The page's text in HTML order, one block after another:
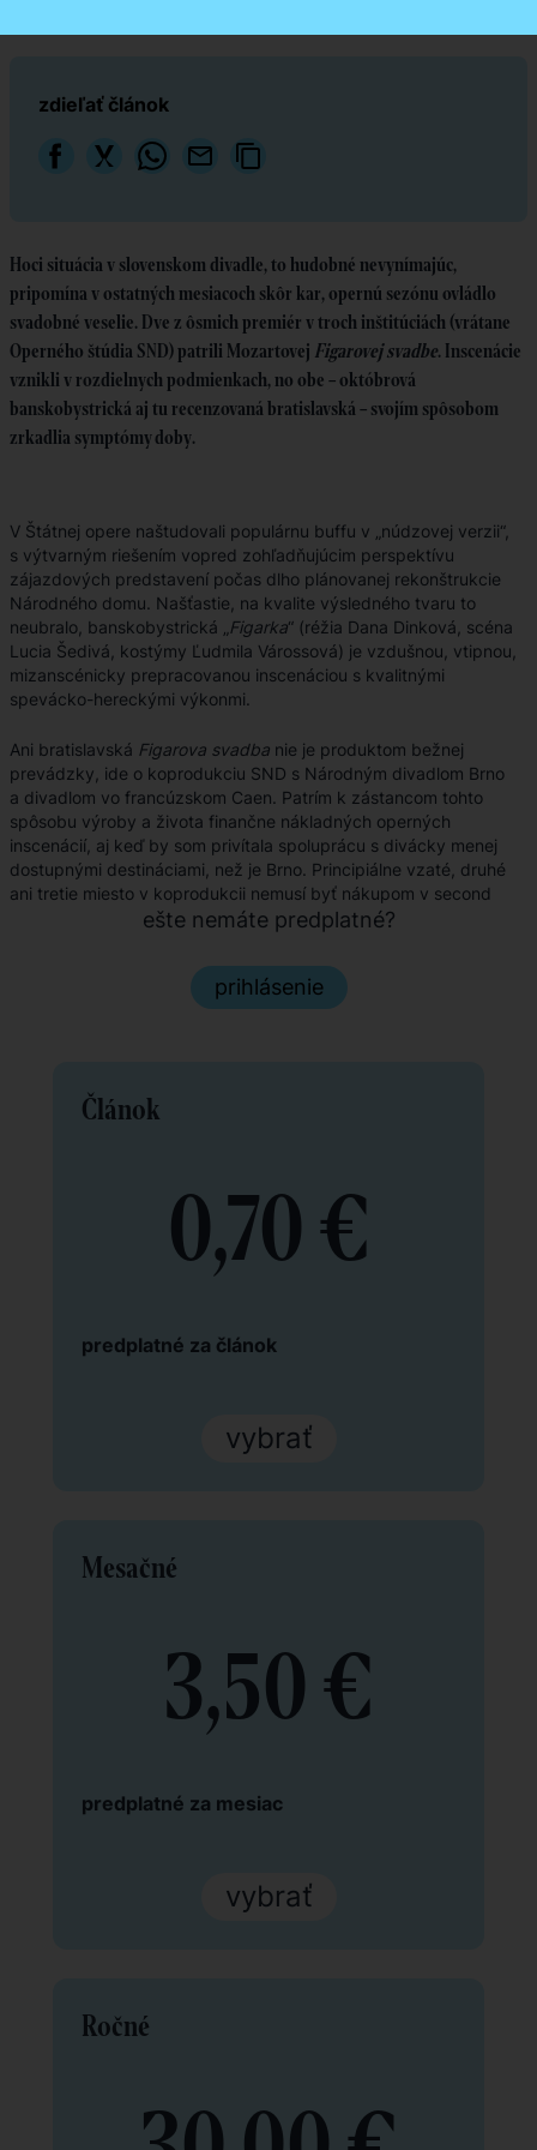
zdieľať článok
Hoci situácia v slovenskom divadle, to hudobné nevynímajúc,
pripomína v ostatných mesiacoch skôr kar, opernú sezónu ovládlo
svadobné veselie. Dve z ôsmich premiér v troch inštitúciách (vrátane
Operného štúdia SND) patrili Mozartovej Figarovej svadbe. Inscenácie
vznikli v rozdielnych podmienkach, no obe – októbrová
banskobystrická aj tu recenzovaná bratislavská – svojím spôsobom
zrkadlia symptómy doby.
V Štátnej opere naštudovali populárnu buffu v „núdzovej verzii“,
s výtvarným riešením vopred zohľadňujúcim perspektívu
zájazdových predstavení počas dlho plánovanej rekonštrukcie
Národného domu. Našťastie, na kvalite výsledného tvaru to
neubralo, banskobystrická „
Figarka“ (réžia Dana Dinková, scéna
Lucia Šedivá, kostýmy Ľudmila Várossová) je vzdušnou, vtipnou,
mizanscénicky prepracovanou inscenáciou s kvalitnými
spevácko-hereckými výkonmi.
Ani bratislavská Figarova svadba nie je produktom bežnej
prevádzky, ide o koprodukciu SND s Národným divadlom Brno
a divadlom vo francúzskom Caen. Patrím k zástancom tohto
spôsobu výroby a života finančne nákladných operných
inscenácií, aj keď by som privítala spoluprácu s divácky menej
dostupnými destináciami, než je Brno. Principiálne vzaté, druhé
ani tretie miesto v koprodukcii nemusí byť nákupom v second
hande. Pod podmienkou, že divák dostane „výrobok“
ešte nemáte predplatné?
prihlásenie
Článok
0,70 €
predplatné za článok
vybrať
Mesačné
3,50 €
predplatné za mesiac
vybrať
Ročné